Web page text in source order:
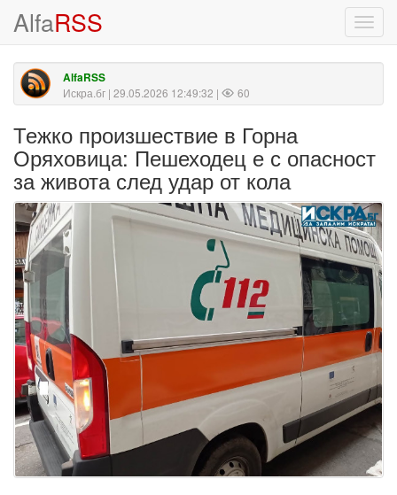
AlfaRSS
AlfaRSS
Искра.бг | 29.05.2026 12:49:32 | 60
Тежко произшествие в Горна
Оряховица: Пешеходец е с опасност
за живота след удар от кола